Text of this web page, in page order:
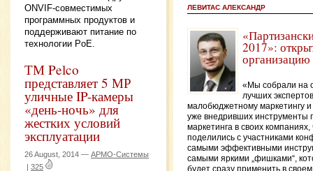
ONVIF-совместимых
программных продуктов и
поддерживают питание по
технологии PoE.
ТМ Pelco
представляет 5 МР
уличные IP-камеры
«день-ночь» для
жестких условий
эксплуатации
26 August, 2014 — АРМО-Системы
| 325
ЛЕВИТАС АЛЕКСАНДР
2017»:
организацию
«Мы собрали на
лучших
малобюджетному маркетингу
уже внедривших инструменты
маркетинга в своих
поделились с участниками
самыми эффективными
самыми яркими „фишками“,
будет сразу применить в